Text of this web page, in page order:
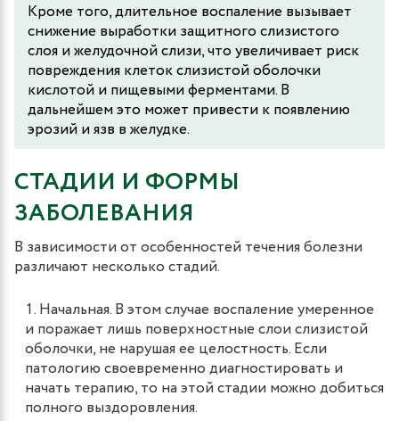
Кроме того, длительное воспаление вызывает
снижение выработки защитного слизистого
слоя и желудочной слизи, что увеличивает риск
повреждения клеток слизистой оболочки
кислотой и пищевыми ферментами. В
дальнейшем это может привести к появлению
эрозий и язв в желудке.
СТАДИИ И ФОРМЫ
ЗАБОЛЕВАНИЯ
В зависимости от особенностей течения болезни
различают несколько стадий.
Начальная. В этом случае воспаление умеренное
и поражает лишь поверхностные слои слизистой
оболочки, не нарушая ее целостность. Если
патологию своевременно диагностировать и
начать терапию, то на этой стадии можно добиться
полного выздоровления.